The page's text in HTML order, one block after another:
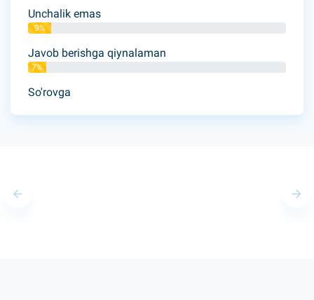
Unchalik emas
9%
Javob berishga qiynalaman
7%
So'rovga